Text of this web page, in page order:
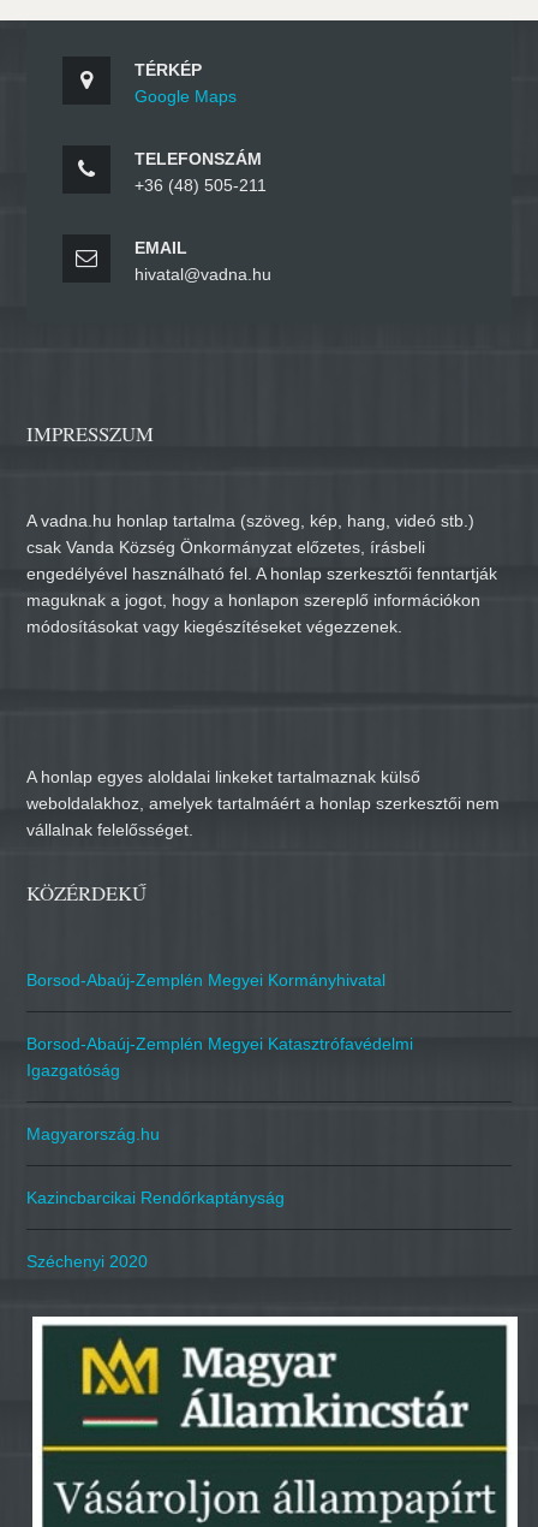
TÉRKÉP
Google Maps
TELEFONSZÁM
+36 (48) 505-211
EMAIL
hivatal@vadna.hu
IMPRESSZUM
A vadna.hu honlap tartalma (szöveg, kép, hang, videó stb.)
csak Vanda Község Önkormányzat előzetes, írásbeli
engedélyével használható fel. A honlap szerkesztői fenntartják
maguknak a jogot, hogy a honlapon szereplő információkon
módosításokat vagy kiegészítéseket végezzenek.
A honlap egyes aloldalai linkeket tartalmaznak külső
weboldalakhoz, amelyek tartalmáért a honlap szerkesztői nem
vállalnak felelősséget.
KÖZÉRDEKŰ
Borsod-Abaúj-Zemplén Megyei Kormányhivatal
Borsod-Abaúj-Zemplén Megyei Katasztrófavédelmi
Igazgatóság
Magyarország.hu
Kazincbarcikai Rendőrkaptányság
Széchenyi 2020